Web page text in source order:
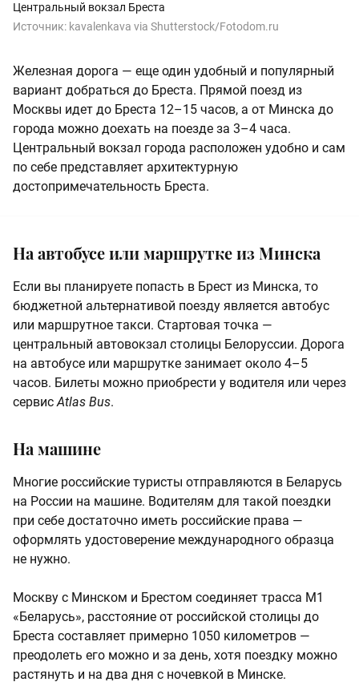
Центральный вокзал Бреста
Источник: kavalenkava via Shutterstock/Fotodom.ru
Железная дорога — еще один удобный и популярный
вариант добраться до Бреста. Прямой поезд из
Москвы идет до Бреста 12–15 часов, а от Минска до
города можно доехать на поезде за 3–4 часа.
Центральный вокзал города расположен удобно и сам
по себе представляет архитектурную
достопримечательность Бреста.
На автобусе или маршрутке из Минска
Если вы планируете попасть в Брест из Минска, то
бюджетной альтернативой поезду является автобус
или маршрутное такси. Стартовая точка —
центральный автовокзал столицы Белоруссии. Дорога
на автобусе или маршрутке занимает около 4–5
часов. Билеты можно приобрести у водителя или через
сервисAtlas Bus.
На машине
Многие российские туристы отправляются в Беларусь
на России на машине. Водителям для такой поездки
при себе достаточно иметь российские права —
оформлять удостоверение международного образца
не нужно.
Москву с Минском и Брестом соединяет трасса М1
«Беларусь», расстояние от российской столицы до
Бреста составляет примерно 1050 километров —
преодолеть его можно и за день, хотя поездку можно
растянуть и на два дня с ночевкой в Минске.